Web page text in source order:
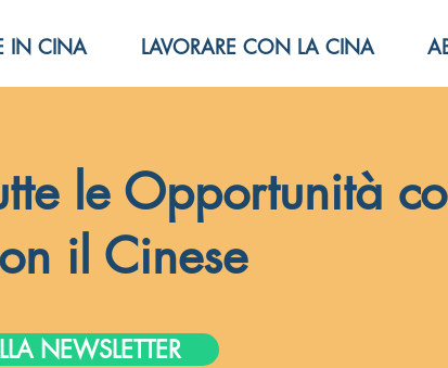
IN CINA LAVORARE CON LA CINA
le Opportunità
il Cinese
NEWSLETTER